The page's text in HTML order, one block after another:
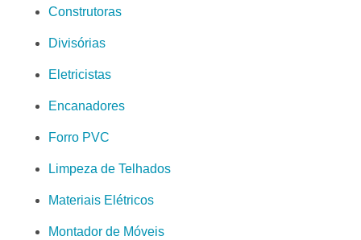
Construtoras
Divisórias
Eletricistas
Encanadores
Forro PVC
Limpeza de Telhados
Materiais Elétricos
Montador de Móveis